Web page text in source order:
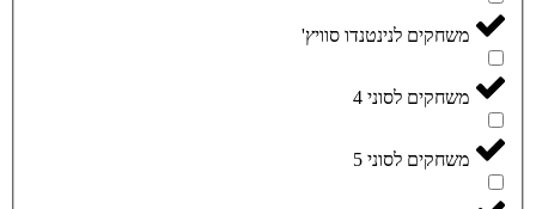
משחקים לנינטנדו סוויץ'
משחקים לסוני 4
משחקים לסוני 5